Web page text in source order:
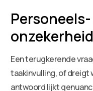
onzekerheid
Een terugkerende
taakinvulling, of dreigt
antwoord lijkt